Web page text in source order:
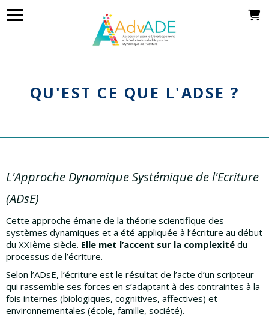
QU'EST CE QUE L'ADSE ?
L'Approche Dynamique Systémique de l'Ecriture
(ADsE)
Cette approche émane de la théorie scientifique des
systèmes dynamiques et a été appliquée à l’écriture au début
du XXIème siècle. Elle met l’accent sur la complexité du
processus de l’écriture.
Selon l’ADsE, l’écriture est le résultat de l’acte d’un scripteur
qui rassemble ses forces en s’adaptant à des contraintes à la
fois internes (biologiques, cognitives, affectives) et
environnementales (école, famille, société).